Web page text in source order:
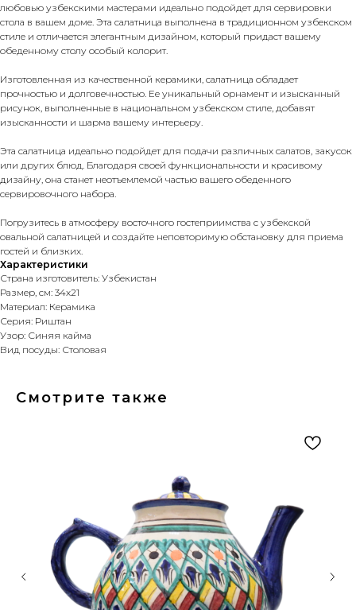
любовью узбекскими мастерами идеально подойдет для сервировки
стола в вашем доме. Эта салатница выполнена в традиционном узбекском
стиле и отличается элегантным дизайном, который придаст вашему
обеденному столу особый колорит.
Изготовленная из качественной керамики, салатница обладает
прочностью и долговечностью. Ее уникальный орнамент и изысканный
рисунок, выполненные в национальном узбекском стиле, добавят
изысканности и шарма вашему интерьеру.
Эта салатница идеально подойдет для подачи различных салатов, закусок
или других блюд. Благодаря своей функциональности и красивому
дизайну, она станет неотъемлемой частью вашего обеденного
сервировочного набора.
Погрузитесь в атмосферу восточного гостеприимства с узбекской
овальной салатницей и создайте неповторимую обстановку для приема
гостей и близких.
Характеристики
Страна изготовитель: Узбекистан
Размер, см: 34х21
Материал: Керамика
Серия: Риштан
Узор: Синяя кайма
Вид посуды: Столовая
Смотрите также